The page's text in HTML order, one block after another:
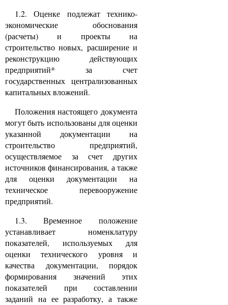
1.2. Оценке подлежат технико-
экономические обоснования
(расчеты) и проекты на
строительство новых, расширение и
реконструкцию действующих
предприятий* за счет
государственных централизованных
капитальных вложений.
Положения настоящего документа
могут быть использованы для оценки
указанной документации на
строительство предприятий,
осуществляемое за счет других
источников финансирования, а также
для оценки документации на
техническое перевооружение
предприятий.
1.3. Временное положение
устанавливает номенклатуру
показателей, используемых для
оценки технического уровня и
качества документации, порядок
формирования значений этих
показателей при составлении
заданий на ее разработку, а также